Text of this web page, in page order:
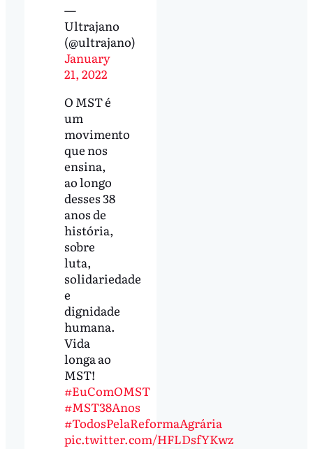
—
Ultrajano
(@ultrajano)
January
21, 2022
O MST é
um
movimento
que nos
ensina,
ao longo
desses 38
anos de
história,
sobre
luta,
solidariedade
e
dignidade
humana.
Vida
longa ao
MST!
#EuComOMST
#MST38Anos
#TodosPelaReformaAgrária
pic.twitter.com/HFLDsfYKwz